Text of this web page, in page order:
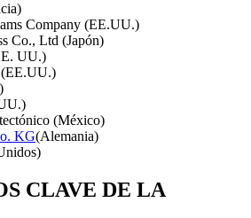
Company (EE.UU.)
Co., Ltd (Japón)
UU.)
(México)
KG(Alemania)
CLAVE DE LA